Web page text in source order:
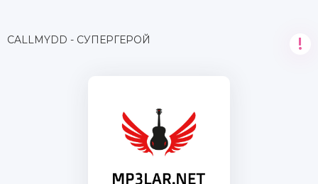
CALLMYDD - СУПЕРГЕРОЙ !